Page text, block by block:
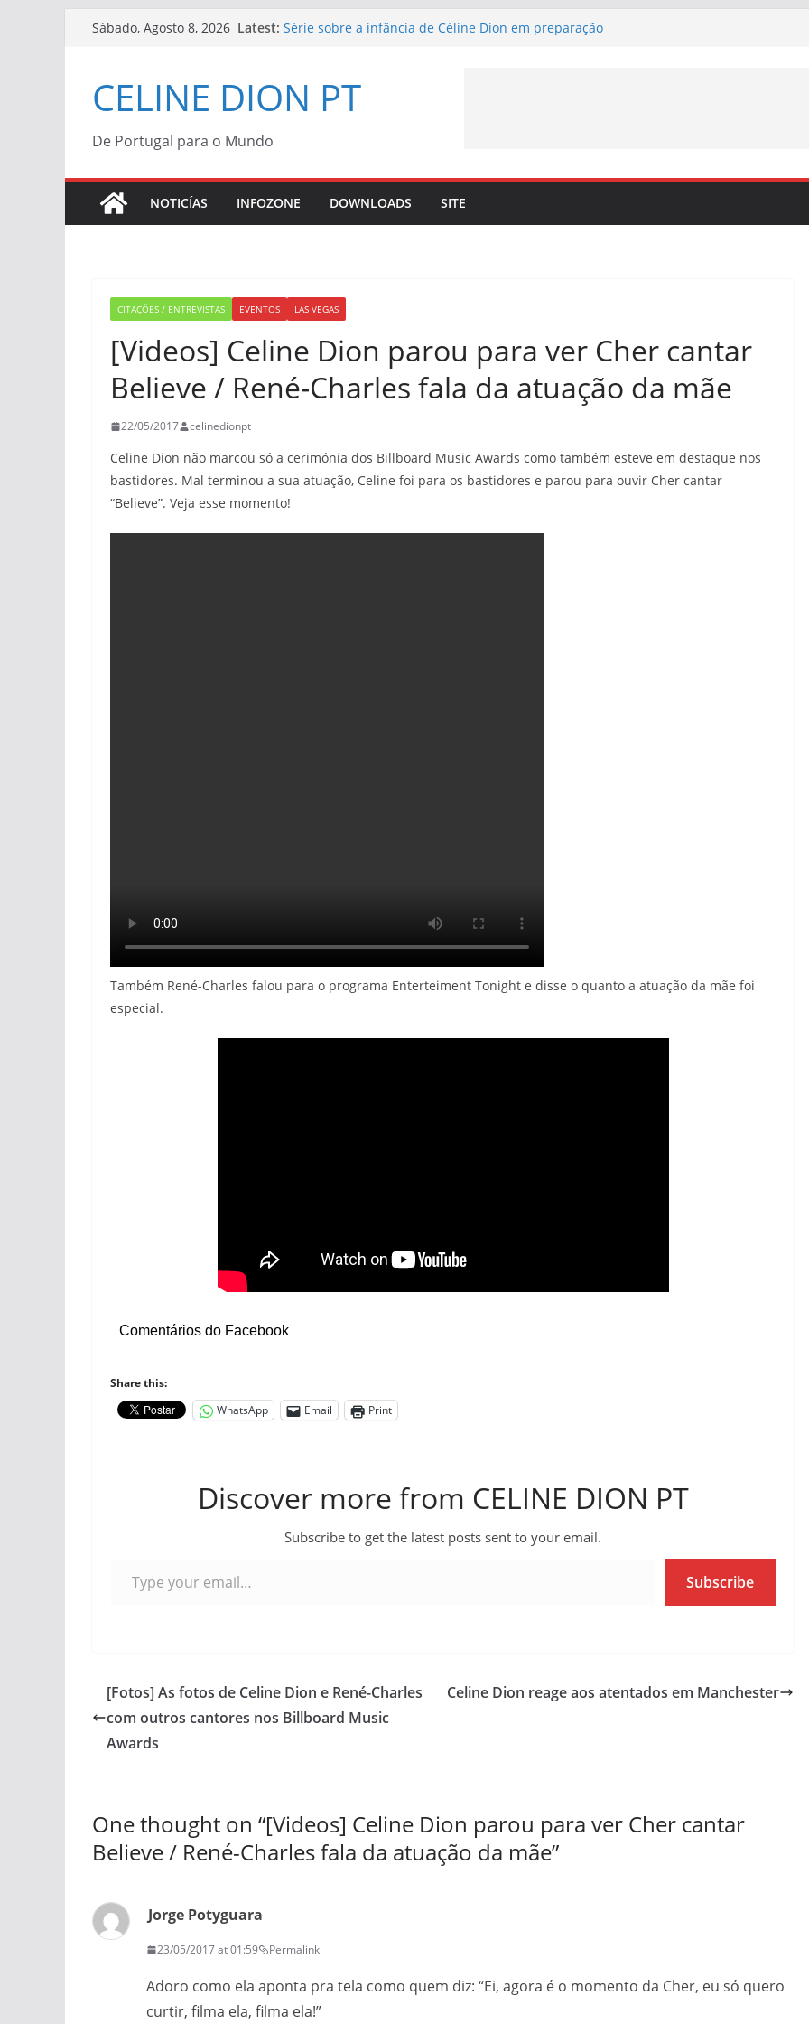
Sábado, Agosto 8, 2026 Latest: Série sobre a infância de Céline Dion em preparação
Céline Dion confirma lançamento de nova canção –
“Bonjour, Pardon, Merci” – a 3 de julho
CELINE DION PT
De Portugal para o Mundo
NOTICÍAS INFOZONE DOWNLOADS SITE
CITAÇÕES / ENTREVISTAS EVENTOS LAS VEGAS
[Videos] Celine Dion parou para ver Cher cantar
Believe / René-Charles fala da atuação da mãe
22/05/2017 celinedionpt
Celine Dion não marcou só a cerimónia dos Billboard Music Awards como também esteve em destaque nos
bastidores. Mal terminou a sua atuação, Celine foi para os bastidores e parou para ouvir Cher cantar
“Believe”. Veja esse momento!
Também René-Charles falou para o programa Enterteiment Tonight e disse o quanto a atuação da mãe foi
especial.
Comentários do Facebook
Share this:
WhatsApp
Email Print
Discover more from CELINE DION PT
Subscribe to get the latest posts sent to your email.
Subscribe
[Fotos] As fotos de Celine Dion e René-Charles
com outros cantores nos Billboard Music
Awards
Celine Dion reage aos atentados em Manchester
One thought on “[Videos] Celine Dion parou para ver Cher cantar
Believe / René-Charles fala da atuação da mãe”
Jorge Potyguara
23/05/2017 at 01:59 Permalink
Adoro como ela aponta pra tela como quem diz: “Ei, agora é o momento da Cher, eu só quero
curtir, filma ela, filma ela!”